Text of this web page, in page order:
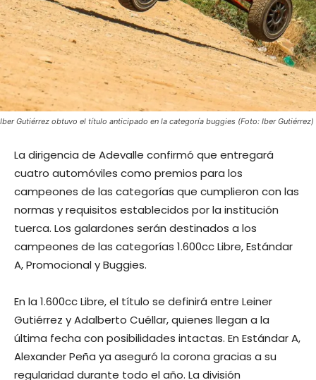
Iber Gutiérrez obtuvo el título anticipado en la categoría buggies (Foto: Iber Gutiérrez)
La dirigencia de Adevalle confirmó que entregará
cuatro automóviles como premios para los
campeones de las categorías que cumplieron con las
normas y requisitos establecidos por la institución
tuerca. Los galardones serán destinados a los
campeones de las categorías 1.600cc Libre, Estándar
A, Promocional y Buggies.
En la 1.600cc Libre, el título se definirá entre Leiner
Gutiérrez y Adalberto Cuéllar, quienes llegan a la
última fecha con posibilidades intactas. En Estándar A,
Alexander Peña ya aseguró la corona gracias a su
regularidad durante todo el año. La división